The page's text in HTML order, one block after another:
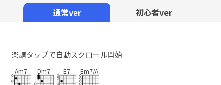
通常ver 初心者ver
楽譜タップで自動スクロール開始
Am7 Dm7 E7 Em7/A